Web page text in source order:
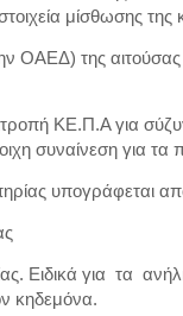
μίσθωσης της
της αιτούσας
ΚΕ.Π.Α για
συναίνεση για
υπογράφεται
Ειδικά για τα
κηδεμόνα.